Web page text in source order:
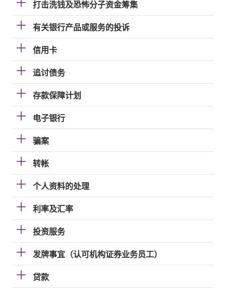
打击洗钱及恐怖分子资金筹集
有关银行产品或服务的投诉
信用卡
追讨债务
存款保障计划
电子银行
骗案
转帐
个人资料的处理
利率及汇率
投资服务
发牌事宜（认可机构证券业务员工）
贷款